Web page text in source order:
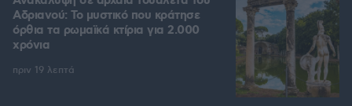
Αδριανού: Το μυστικό που κράτησε
όρθια τα ρωμαϊκά κτίρια για 2.000
χρόνια
πριν 19 λεπτά